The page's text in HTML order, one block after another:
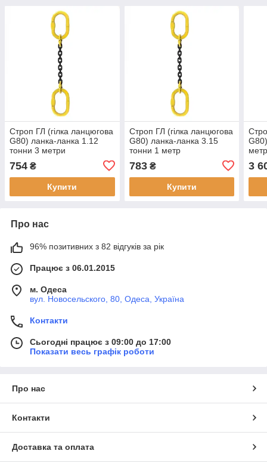
Строп ГЛ (гілка ланцюгова
G80) ланка-ланка 1.12
тонни 3 метри
754 ₴
Купити
Строп ГЛ (гілка ланцюгова
G80) ланка-ланка 3.15
тонни 1 метр
783₴
Купити
3
Про нас
96% позитивних з 82 відгуків за рік
Працює з 06.01.2015
м. Одеса
вул. Новосельского, 80, Одеса, Україна
Контакти
Сьогодні працює з 09:00 до 17:00
Показати весь графік роботи
Про нас
Контакти
Доставка та оплата